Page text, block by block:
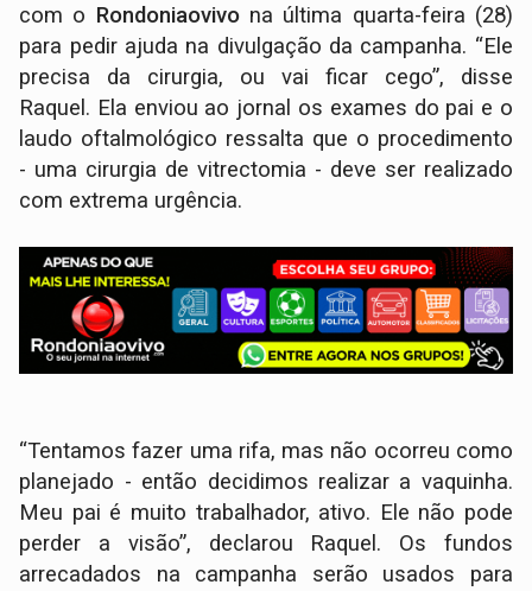
com o Rondoniaovivo na última quarta-feira (28)
para pedir ajuda na divulgação da campanha. “Ele
precisa da cirurgia, ou vai ficar cego”, disse
Raquel. Ela enviou ao jornal os exames do pai e o
laudo oftalmológico ressalta que o procedimento
- uma cirurgia de vitrectomia - deve ser realizado
com extrema urgência.
“Tentamos fazer uma rifa, mas não ocorreu como
planejado - então decidimos realizar a vaquinha.
Meu pai é muito trabalhador, ativo. Ele não pode
perder a visão”, declarou Raquel. Os fundos
arrecadados na campanha serão usados para